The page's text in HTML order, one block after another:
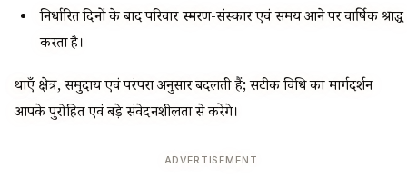
निर्धारित दिनों के बाद परिवार स्मरण-संस्कार एवं समय आने पर वार्षिक श्राद्ध
करता है।
प्रथाएँ क्षेत्र, समुदाय एवं परंपरा अनुसार बदलती हैं; सटीक विधि का मार्गदर्शन
आपके पुरोहित एवं बड़े संवेदनशीलता से करेंगे।
ADVERTISEMENT